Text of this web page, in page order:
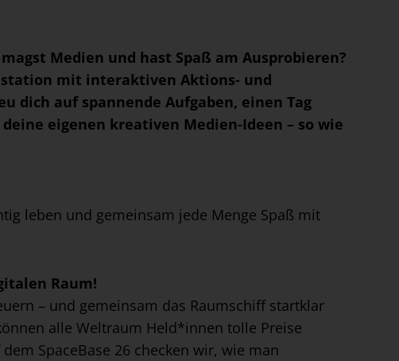
Medien und hast Spaß am Ausprobieren?
mit interaktiven Aktions- und
dich auf spannende Aufgaben, einen Tag
eigenen kreativen Medien-Ideen – so wie
leben und gemeinsam jede Menge Spaß mit
Raum!
– und gemeinsam das Raumschiff startklar
alle Weltraum Held*innen tolle Preise
SpaceBase 26 checken wir, wie man